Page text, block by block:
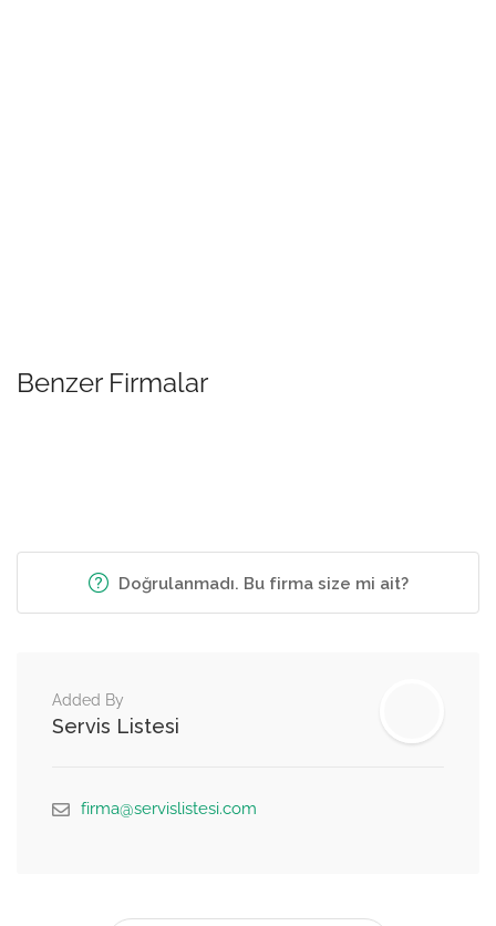
Benzer Firmalar
Doğrulanmadı. Bu firma size mi ait?
Added By
Servis Listesi
firma@servislistesi.com